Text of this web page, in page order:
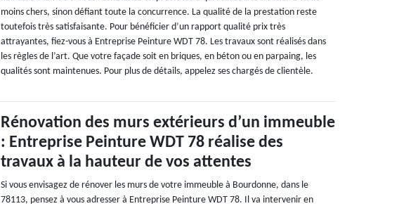
moins chers, sinon défiant toute la concurrence. La qualité de la prestation reste
toutefois très satisfaisante. Pour bénéficier d’un rapport qualité prix très
attrayantes, fiez-vous à Entreprise Peinture WDT 78. Les travaux sont réalisés dans
les règles de l’art. Que votre façade soit en briques, en béton ou en parpaing, les
qualités sont maintenues. Pour plus de détails, appelez ses chargés de clientèle.
Rénovation des murs extérieurs d’un immeuble
: Entreprise Peinture WDT 78 réalise des
travaux à la hauteur de vos attentes
Si vous envisagez de rénover les murs de votre immeuble à Bourdonne, dans le
78113, pensez à vous adresser à Entreprise Peinture WDT 78. Il va intervenir en